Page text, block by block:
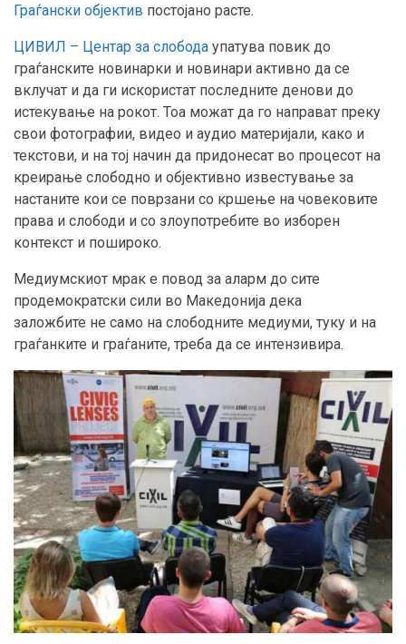
Граѓански објектив постојано расте.
ЦИВИЛ – Центар за слобода упатува повик до
граѓанските новинарки и новинари активно да се
вклучат и да ги искористат последните денови до
истекување на рокот. Тоа можат да го направат преку
свои фотографии, видео и аудио материјали, како и
текстови, и на тој начин да придонесат во процесот на
креирање слободно и објективно известување за
настаните кои се поврзани со кршење на човековите
права и слободи и со злоупотребите во изборен
контекст и пошироко.
Медиумскиот мрак е повод за аларм до сите
продемократски сили во Македонија дека
заложбите не само на слободните медиуми, туку и на
граѓанките и граѓаните, треба да се интензивира.